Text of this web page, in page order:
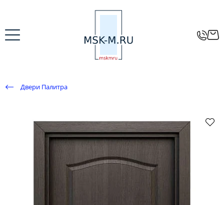
Двери Палитра